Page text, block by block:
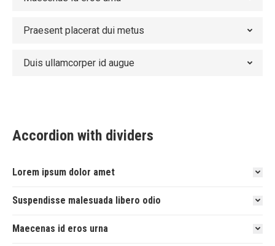
Praesent placerat dui metus
Duis ullamcorper id augue
Accordion with dividers
Lorem ipsum dolor amet
Suspendisse malesuada libero odio
Maecenas id eros urna